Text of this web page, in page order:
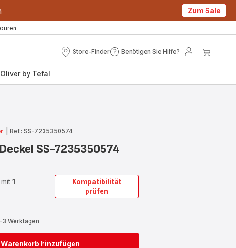
Zum Sale
Store-Finder
Store-
Benötigen Sie Hilfe?
Benötigen
Mein
by Tefal
Ref.: SS-7235350574
SS-7235350574
1
Kompatibilität
prüfen
Werktagen
Warenkorb hinzufügen